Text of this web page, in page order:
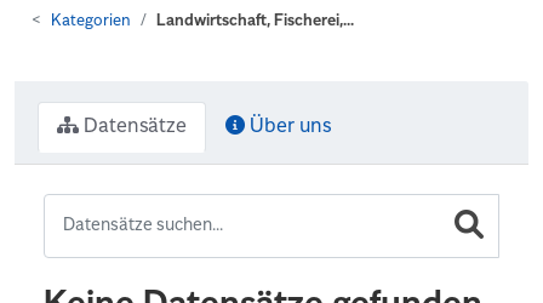
Kategorien Landwirtschaft, Fischerei,...
Datensätze Über uns